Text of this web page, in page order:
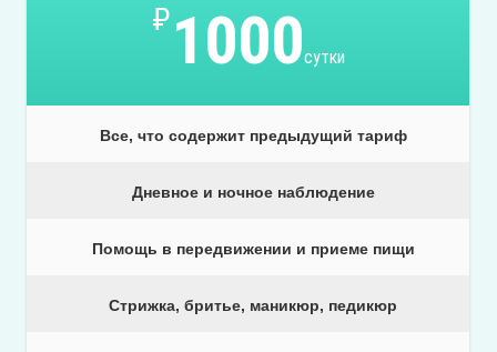
₽1000сутки
Все, что содержит предыдущий тариф
Дневное и ночное наблюдение
Помощь в передвижении и приеме пищи
Стрижка, бритье, маникюр, педикюр